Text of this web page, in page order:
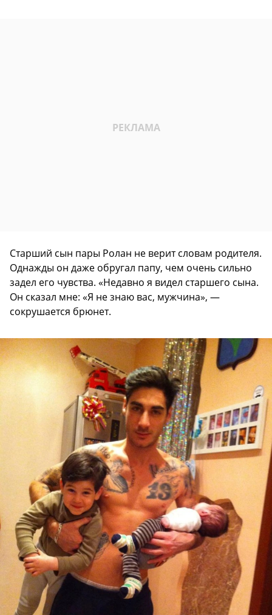
Старший сын пары Ролан не верит словам родителя.
Однажды он даже обругал папу, чем очень сильно
задел его чувства. «Недавно я видел старшего сына.
Он сказал мне: «Я не знаю вас, мужчина», —
сокрушается брюнет.